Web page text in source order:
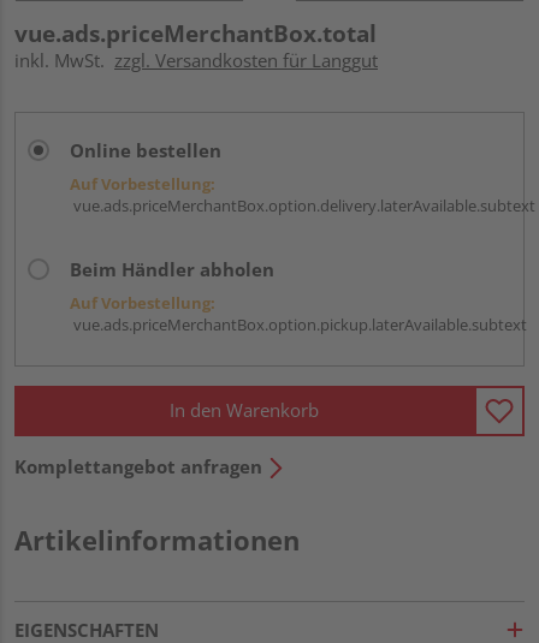
vue.ads.priceMerchantBox.total
inkl. MwSt. zzgl. Versandkosten für Langgut
Online bestellen
Auf Vorbestellung:
vue.ads.priceMerchantBox.option.delivery.laterAvailable.subtext
Beim Händler abholen
Auf Vorbestellung:
vue.ads.priceMerchantBox.option.pickup.laterAvailable.subtext
In den Warenkorb
Komplettangebot anfragen
Artikelinformationen
EIGENSCHAFTEN